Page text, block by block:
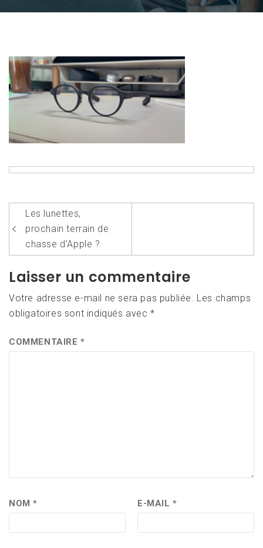
Navigation
de
l’article
Les lunettes,
prochain terrain de
chasse d’Apple ?
Laisser un commentaire
Votre adresse e-mail ne sera pas publiée. Les champs
obligatoires sont indiqués avec*
COMMENTAIRE*
NOM* E-MAIL*